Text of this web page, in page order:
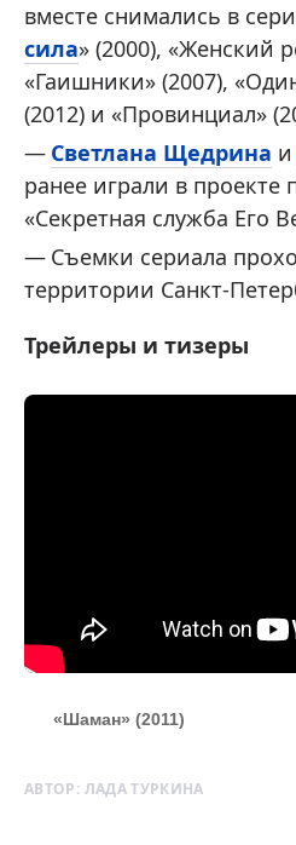
вместе снимались в
сила» (2000), «Женский
«Гаишники» (2007),
(2012) и «Провинциал»
Светлана Щедрина и
ранее играли в проекте
«Секретная служба Его
Съемки сериала
территории Санкт-
Трейлеры и тизеры
«Шаман» (2011)
АВТОР: ЛАДА ТУРКИНА